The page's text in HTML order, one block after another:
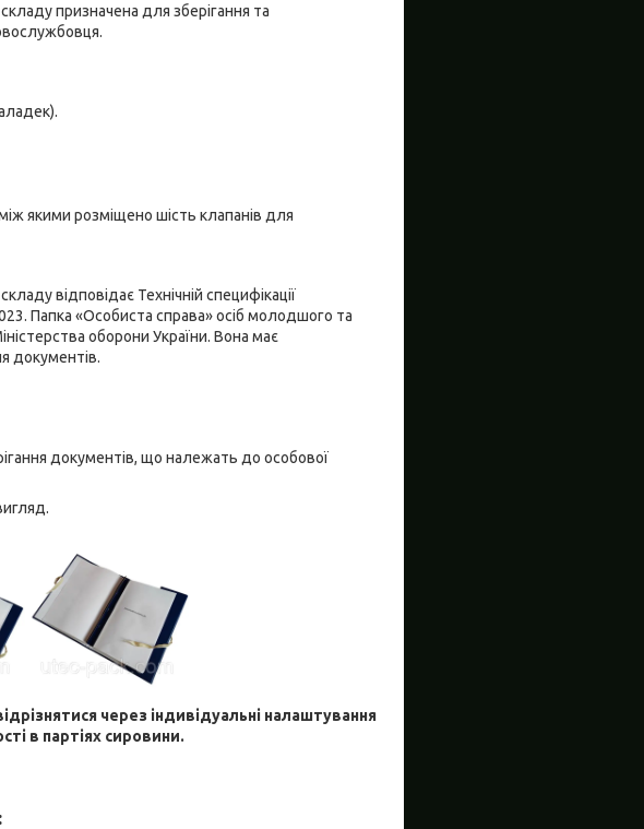
призначена для зберігання та
якими розміщено шість клапанів для
відповідає Технічній специфікації
Папка «Особиста справа» осіб молодшого та
оборони України. Вона має
документів.
документів, що належать до особової
через індивідуальні налаштування
в партіях сировини.